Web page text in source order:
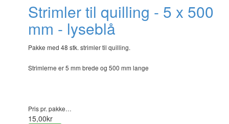
Strimler til quilling - 5 x 500
mm - lyseblå
Pakke med 48 stk. strimler til quilling.
Strimlerne er 5 mm brede og 500 mm lange
Pris pr. pakke…
15,00kr